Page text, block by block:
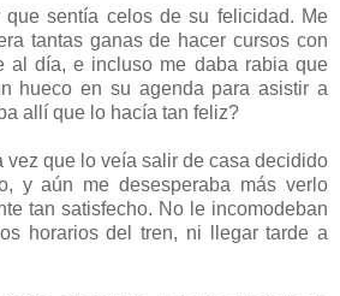
que sentía celos de su felicidad. Me
tantas ganas de hacer cursos con
al día, e incluso me daba rabia que
hueco en su agenda para asistir a
allí que lo hacía tan feliz?
vez que lo veía salir de casa decidido
y aún me desesperaba más verlo
tan satisfecho. No le incomodeban
horarios del tren, ni llegar tarde a